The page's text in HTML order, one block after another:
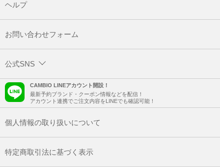
ヘルプ
お問い合わせフォーム
公式SNS
CAMBIO LINEアカウント開設！
最新予約ブランド・クーポン情報などを配信！
アカウント連携でご注文内容をLINEでも確認可能！
個人情報の取り扱いについて
特定商取引法に基づく表示